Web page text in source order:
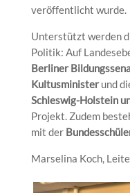
veröffentlicht wurde.
Unterstützt werden
Politik: Auf
Berliner
Kultusministerund
Schleswig-Holstein
Projekt. Zudem
mit der
Marselina Koch,